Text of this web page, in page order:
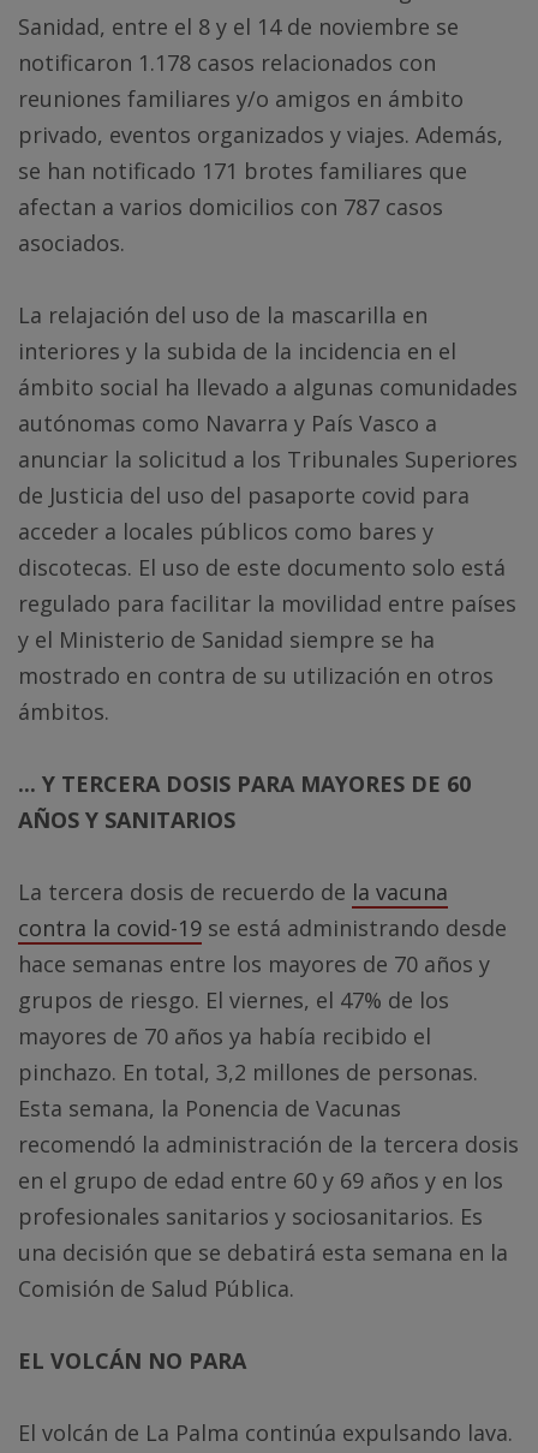
Sanidad, entre el 8 y el 14 de noviembre se
notificaron 1.178 casos relacionados con
reuniones familiares y/o amigos en ámbito
privado, eventos organizados y viajes. Además,
se han notificado 171 brotes familiares que
afectan a varios domicilios con 787 casos
asociados.
La relajación del uso de la mascarilla en
interiores y la subida de la incidencia en el
ámbito social ha llevado a algunas comunidades
autónomas como Navarra y País Vasco a
anunciar la solicitud a los Tribunales Superiores
de Justicia del uso del pasaporte covid para
acceder a locales públicos como bares y
discotecas. El uso de este documento solo está
regulado para facilitar la movilidad entre países
y el Ministerio de Sanidad siempre se ha
mostrado en contra de su utilización en otros
ámbitos.
... Y TERCERA DOSIS PARA MAYORES DE 60
AÑOS Y SANITARIOS
La tercera dosis de recuerdo de la vacuna
contra la covid-19 se está administrando desde
hace semanas entre los mayores de 70 años y
grupos de riesgo. El viernes, el 47% de los
mayores de 70 años ya había recibido el
pinchazo. En total, 3,2 millones de personas.
Esta semana, la Ponencia de Vacunas
recomendó la administración de la tercera dosis
en el grupo de edad entre 60 y 69 años y en los
profesionales sanitarios y sociosanitarios. Es
una decisión que se debatirá esta semana en la
Comisión de Salud Pública.
EL VOLCÁN NO PARA
El volcán de La Palma continúa expulsando lava.